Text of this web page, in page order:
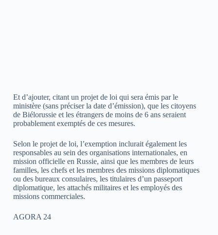
Et d’ajouter, citant un projet de loi qui sera émis par le
ministère (sans préciser la date d’émission), que les citoyens
de Biélorussie et les étrangers de moins de 6 ans seraient
probablement exemptés de ces mesures.
Selon le projet de loi, l’exemption inclurait également les
responsables au sein des organisations internationales, en
mission officielle en Russie, ainsi que les membres de leurs
familles, les chefs et les membres des missions diplomatiques
ou des bureaux consulaires, les titulaires d’un passeport
diplomatique, les attachés militaires et les employés des
missions commerciales.
AGORA 24